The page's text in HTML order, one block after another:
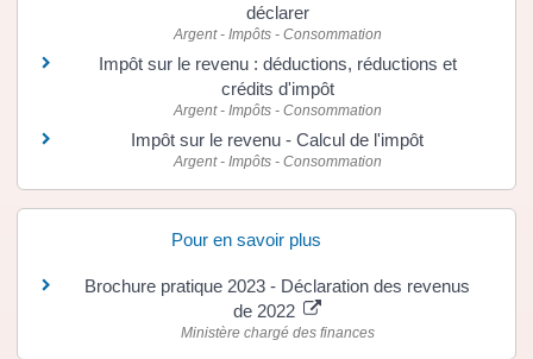
déclarer
Argent - Impôts - Consommation
Impôt sur le revenu : déductions, réductions et
crédits d'impôt
Argent - Impôts - Consommation
Impôt sur le revenu - Calcul de l'impôt
Argent - Impôts - Consommation
Pour en savoir plus
Brochure pratique 2023 - Déclaration des revenus
de 2022
Ministère chargé des finances